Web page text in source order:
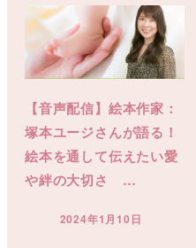
【音声配信】絵本作家：
塚本ユージさんが語る！
絵本を通して伝えたい愛
や絆の大切さ …
投稿日
2024年1月10日